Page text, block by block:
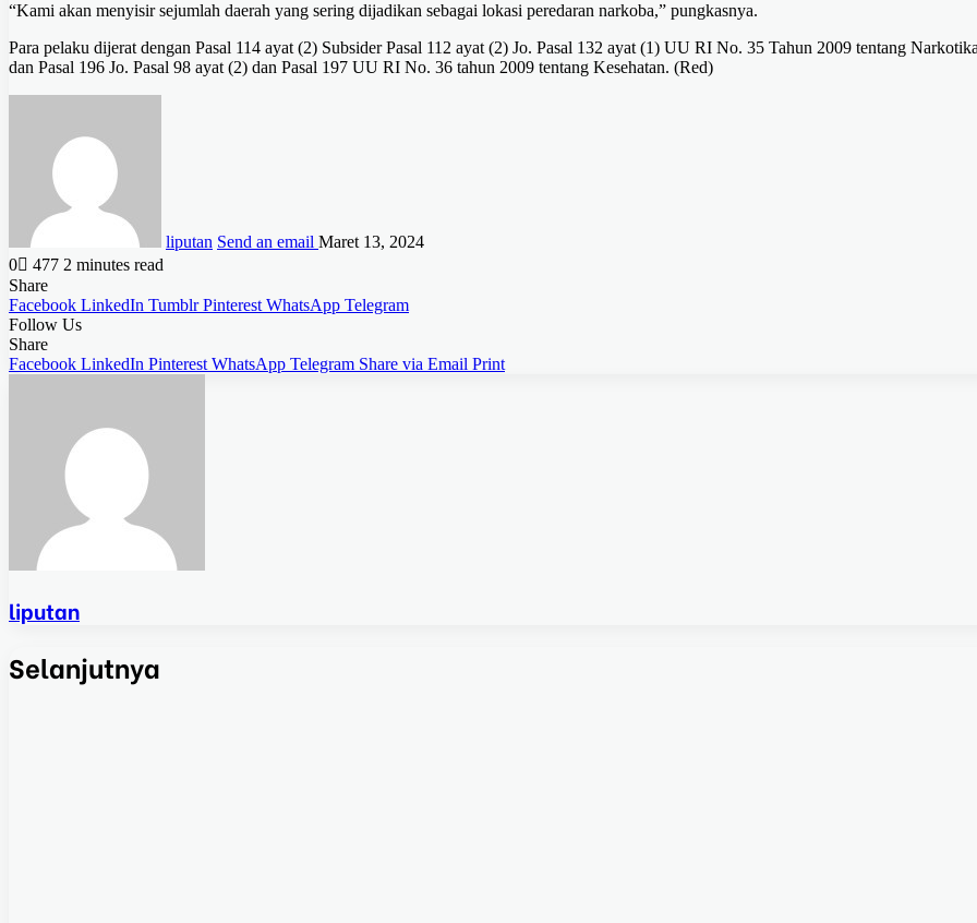
“Kami akan menyisir sejumlah daerah yang sering dijadikan sebagai lokasi peredaran narkoba,” pungkasnya.
Para pelaku dijerat dengan Pasal 114 ayat (2) Subsider Pasal 112 ayat (2) Jo. Pasal 132 ayat (1) UU RI No. 35 Tahun 2009 tentang
dan Pasal 196 Jo. Pasal 98 ayat (2) dan Pasal 197 UU RI No. 36 tahun 2009 tentang Kesehatan. (Red)
liputan Send an email Maret 13, 2024
0
477 2 minutes read
Share
Facebook LinkedIn Tumblr Pinterest WhatsApp Telegram
Follow Us
Share
Facebook LinkedIn Pinterest WhatsApp Telegram Share via Email Print
liputan
Selanjutnya